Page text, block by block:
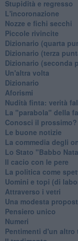
Stupidità e regresso
L'incoronazione
Nozze e fichi secchi
Piccole rivincite
​Dizionario (quarta
​Dizionario (terza
​Dizionario (seconda
Un'altra volta
Dizionario
Aforismi
Nudità finta: verità
La "parabola" della
Conosci il prossimo?
Le buone notizie
La commedia degli
Lo Stato "Babbo
Il cacio con le pere
La politica come
Uomini e topi (di
Attraverso i vetri
Una modesta
Pensiero unico
Numeri
Pentimenti d'un altro